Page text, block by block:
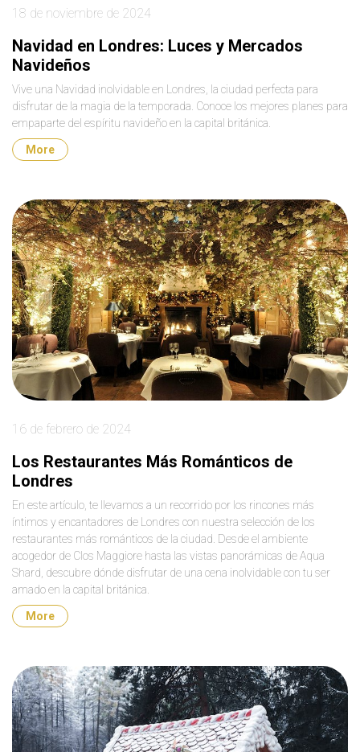
18 de noviembre de 2024
Navidad en Londres: Luces y Mercados
Navideños
Vive una Navidad inolvidable en Londres, la ciudad perfecta para
disfrutar de la magia de la temporada. Conoce los mejores planes para
empaparte del espíritu navideño en la capital británica.
More
16 de febrero de 2024
Los Restaurantes Más Románticos de
Londres
En este artículo, te llevamos a un recorrido por los rincones más
íntimos y encantadores de Londres con nuestra selección de los
restaurantes más románticos de la ciudad. Desde el ambiente
acogedor de Clos Maggiore hasta las vistas panorámicas de Aqua
Shard, descubre dónde disfrutar de una cena inolvidable con tu ser
amado en la capital británica.
More